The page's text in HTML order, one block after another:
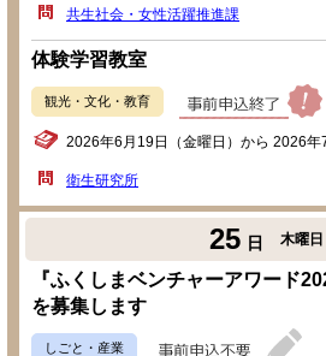
共生社会・女性活躍推進課
体験学習教室
観光・文化・教育
2026年6月19日（金曜日）から 2026年
衛生研究所
25 日 木曜日
『ふくしまベンチャーアワード
を募集します
しごと・産業